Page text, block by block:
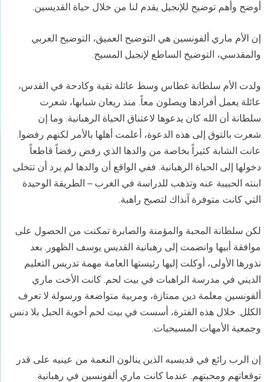
أوضح وأهم توضيح للإنجيل يقدم لنا من خلال حياة القديسين.
إن الأم ماري ألفونسين هي التوضيح العميق، التوضيح العربي
والمقدسي، التوضيح الساطع لإنجيل المسيح.
ولدت الأم سلطانة غطاس وسط عائلة تقية وكادحة في القدس،
عائلة يعمل أفرادها ويصلون معاً. منذ ريعان شبابها، شعرت
سلطانة أن الله كان يدعوها لاعتناق الحياة الرهبانية. وما إن
شعرت بالتوق إلى هذه الدعوة، أعلمت أهلها بالأمر لكنهم رفضوا.
عانت الشابة كثيراً بخاصة من والدها الذي رفض رفضاً قاطعاً
دخولها إلى الحياة الرهبانية. ففي الواقع أن والدها لم يرد أن تتخلى
ابنته الحبيبة عنه وتذهب للدراسة في الغرب – الطريقة الوحيدة
التي كانت متوفرة آنذاك لتصبح راهبة.
لكن سلطانة المحبة والمؤمنة والصابرة تمكنت من الحصول على
موافقة أبيها وانضمت إلى رهبانية القديس يوسف الظهور. بعد
نذورها الأولى، أوكلت إليها رئيستها العامة مهمة تدريس التعليم
الديني في مدرسة الراهبات في بيت لحم. كانت الأخت ماري
ألفونسين معلمة دين ممتازة، ومربية متواضعة ورسولة لا تعرف
الكلل. خلال هذه الفترة، أسست في بيت لحم أخوية الحبل بلا دنس
وجمعية الأمهات المسيحيات.
إن الرب رائع في قديسيه الذين ينالون النعمة من عينيه على قدر
توقعاتهم ومحبتهم. عندما كانت ماري ألفونسين في رهبانية